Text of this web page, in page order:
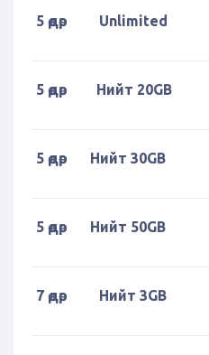
5 өдөр Unlimited
5 өдөр Нийт 20GB
5 өдөр Нийт 30GB
5 өдөр Нийт 50GB
7 өдөр Нийт 3GB